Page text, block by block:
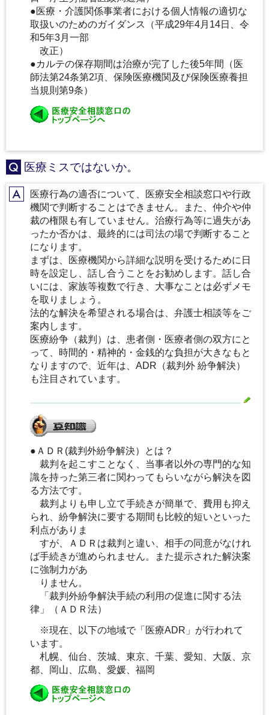
●医療・介護関係事業者における個人情報の適切な
取扱いのためのガイダンス（平成29年4月14日、令
和5年3月一部
改正）
●カルテの保存期間は治療が完了した後5年間（医
師法第24条第2項、保険医療機関及び保険医療養担
当規則第9条）
Q 医療ミスではないか。
A医療行為の適否について、医療安全相談窓口や行政
機関で判断することはできません。また、仲介や仲
裁の権限も有していません。治療行為等に過失があ
ったか否かは、最終的には司法の場で判断すること
になります。
まずは、医療機関から詳細な説明を受けるために日
時を設定し、話し合うことをお勧めします。話し合
いには、家族等複数で行き、大事なことは必ずメモ
を取りましょう。
法的な解決を希望される場合は、弁護士相談等をご
案内します。
医療紛争（裁判）は、患者側・医療者側の双方にと
って、時間的・精神的・金銭的な負担が大きなもと
なりますので、近年は、ADR（裁判外 紛争解決）
も注目されています。
●ＡＤＲ(裁判外紛争解決）とは？
裁判を起こすことなく、当事者以外の専門的な知
識を持った第三者に関わってもらいながら解決を図
る方法です。
裁判よりも申し立て手続きが簡単で、費用も抑え
られ、紛争解決に要する期間も比較的短いといった
利点がありま
すが、ＡＤＲは裁判と違い、相手の同意がなけれ
ば手続きが進められません。また提示された解決案
に強制力があ
りません。
「裁判外紛争解決手続の利用の促進に関する法
律」（ＡＤＲ法）
※現在、以下の地域で「医療ADR」が行われて
います。
札幌、仙台、茨城、東京、千葉、愛知、大阪、京
都、岡山、広島、愛媛、福岡